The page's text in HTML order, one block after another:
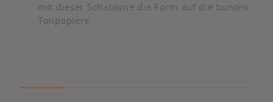
mit dieser Schablone die Form auf die bunten
Tonpapiere.